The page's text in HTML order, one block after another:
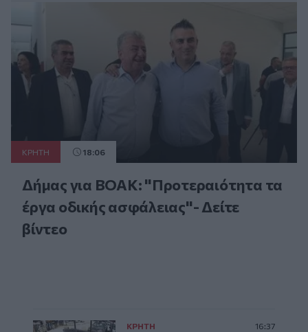
ΚΡΗΤΗ 18:06
Δήμας για ΒΟΑΚ: "Προτεραιότητα τα
έργα οδικής ασφάλειας"- Δείτε
βίντεο
ΚΡΗΤΗ 16:37